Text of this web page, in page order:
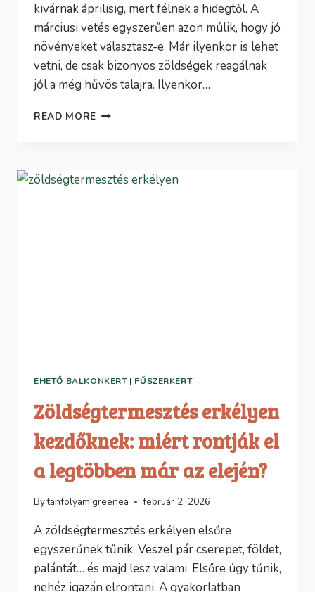
kivárnak áprilisig, mert félnek a hidegtől. A
márciusi vetés egyszerűen azon múlik, hogy jó
növényeket választasz-e. Már ilyenkor is lehet
vetni, de csak bizonyos zöldségek reagálnak
jól a még hűvös talajra. Ilyenkor…
READ MORE MÁRCIUSBAN
BALKONRA
EHETŐ BALKONKERT| FŰSZERKERT
Zöldségtermesztés erkélyen
kezdőknek: miért rontják el
a legtöbben már az elején?
Bytanfolyam.greenea február 2, 2026
A zöldségtermesztés erkélyen elsőre
egyszerűnek tűnik. Veszel pár cserepet, földet,
palántát… és majd lesz valami. Elsőre úgy tűnik,
nehéz igazán elrontani. A gyakorlatban